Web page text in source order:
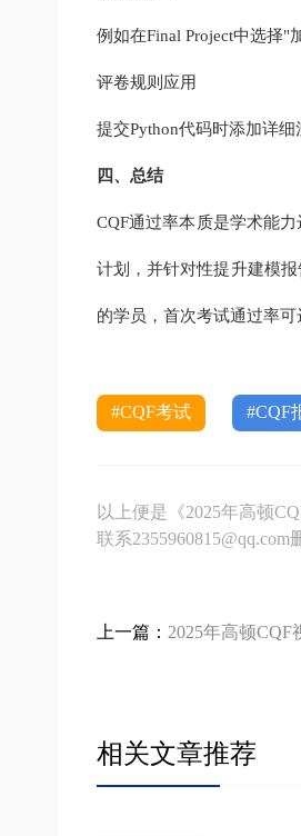
例如在Final Project中选择"
评卷规则应用
提交Python代码时添加详细
四、总结
CQF通过率本质是学术能
计划，并针对性提升建模
的学员，首次考试通过率可
#CQF考试 #CQF
以上便是《2025年高顿
联系2355960815@qq.com
上一篇： 2025年高顿CQF
相关文章推荐